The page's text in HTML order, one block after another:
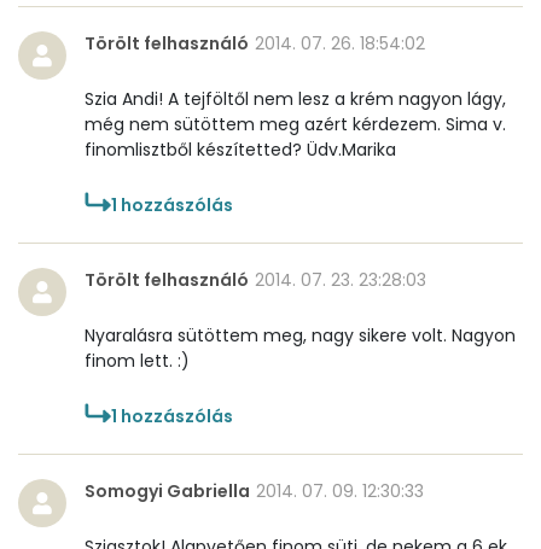
Törölt felhasználó 2014. 07. 26. 18:54:02
Szia Andi! A tejföltől nem lesz a krém nagyon lágy,
még nem sütöttem meg azért kérdezem. Sima v.
finomlisztből készítetted? Üdv.Marika
1 hozzászólás
Törölt felhasználó 2014. 07. 23. 23:28:03
Nyaralásra sütöttem meg, nagy sikere volt. Nagyon
finom lett. :)
1 hozzászólás
Somogyi Gabriella 2014. 07. 09. 12:30:33